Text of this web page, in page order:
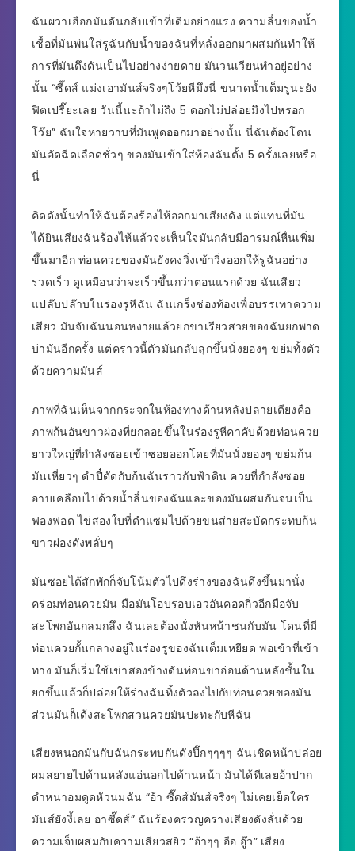
ฉันผวาเฮือกมันดันกลับเข้าที่เดิมอย่างแรง ความลื่นของน้ำ
เชื้อที่มันพ่นใส่รูฉันกับน้ำของฉันที่หลั่งออกมาผสมกันทำให้
การที่มันดึงดันเป็นไปอย่างง่ายดาย มันวนเวียนทำอยู่อย่าง
นั้น “ซี๊ดส์ แม่งเอามันส์จริงๆโว้ยหีมึงนี่ ขนาดน้ำเต็มรูนะยัง
ฟิตเปรี๊ยะเลย วันนี้นะถ้าไม่ถึง 5 ดอกไม่ปล่อยมึงไปหรอก
โว๊ย” ฉันใจหายวาบที่มันพูดออกมาอย่างนั้น นี่ฉันต้องโดน
มันอัดฉีดเลือดชั่วๆ ของมันเข้าใส่ท้องฉันตั้ง 5 ครั้งเลยหรือ
นี่
คิดดังนั้นทำให้ฉันต้องร้องไห้ออกมาเสียงดัง แต่แทนที่มัน
ได้ยินเสียงฉันร้องไห้แล้วจะเห็นใจมันกลับมีอารมณ์หื่นเพิ่ม
ขึ้นมาอีก ท่อนควยของมันยังคงวิ่งเข้าวิ่งออกให้รูฉันอย่าง
รวดเร็ว ดูเหมือนว่าจะเร็วขึ้นกว่าตอนแรกด้วย ฉันเสียว
แปล๊บปล๊าบในร่องรูหีฉัน ฉันเกร็งช่องท้องเพื่อบรรเทาความ
เสียว มันจับฉันนอนหงายแล้วยกขาเรียวสวยของฉันยกพาด
บ่ามันอีกครั้ง แต่คราวนี้ตัวมันกลับลุกขึ้นนั่งยองๆ ขย่มทั้งตัว
ด้วยความมันส์
ภาพที่ฉันเห็นจากกระจกในห้องทางด้านหลังปลายเตียงคือ
ภาพก้นอันขาวผ่องที่ยกลอยขึ้นในร่องรูหีคาคับด้วยท่อนควย
ยาวใหญ่ที่กำลังซอยเข้าซอยออกโดยที่มันนั่งยองๆ ขย่มก้น
มันเหี่ยวๆ ดำปี๋ตัดกับก้นฉันราวกับฟ้าดิน ควยที่กำลังซอย
อาบเคลือบไปด้วยน้ำลื่นของฉันและของมันผสมกันจนเป็น
ฟองฟอด ไข่สองใบที่ดำแซมไปด้วยขนส่ายสะบัดกระทบก้น
ขาวผ่องดังพลั่บๆ
มันซอยได้สักพักก็จับโน้มตัวไปดึงร่างของฉันดึงขึ้นมานั่ง
คร่อมท่อนควยมัน มือมันโอบรอบเอวอันคอดกิ่วอีกมือจับ
สะโพกอันกลมกลึง ฉันเลยต้องนั่งหันหน้าชนกับมัน โดนที่มี
ท่อนควยกั้นกลางอยู่ในร่องรูของฉันเต็มเหยียด พอเข้าที่เข้า
ทาง มันก็เริ่มใช้เข่าสองข้างดันท่อนขาอ่อนด้านหลังชั้นใน
ยกขึ้นแล้วก็ปล่อยให้ร่างฉันทิ้งตัวลงไปกับท่อนควยของมัน
ส่วนมันก็เด้งสะโพกสวนควยมันปะทะกับหีฉัน
เสียงหนอกมันกับฉันกระทบกันดังปึ๊กๆๆๆๆ ฉันเชิดหน้าปล่อย
ผมสยายไปด้านหลังแอ่นอกไปด้านหน้า มันได้ทีเลยอ้าปาก
ดำหนาอมดูดหัวนมฉัน “อ้า ซี๊ดส์มันส์จริงๆ ไม่เคยเย็ดใคร
มันส์ยังงี้เลย อาซี๊ดส์” ฉันร้องครวญครางเสียงดังลั่นด้วย
ความเจ็บผสมกับความเสียวสยิว “อ้าๆๆ อือ อู๊ว” เสียง